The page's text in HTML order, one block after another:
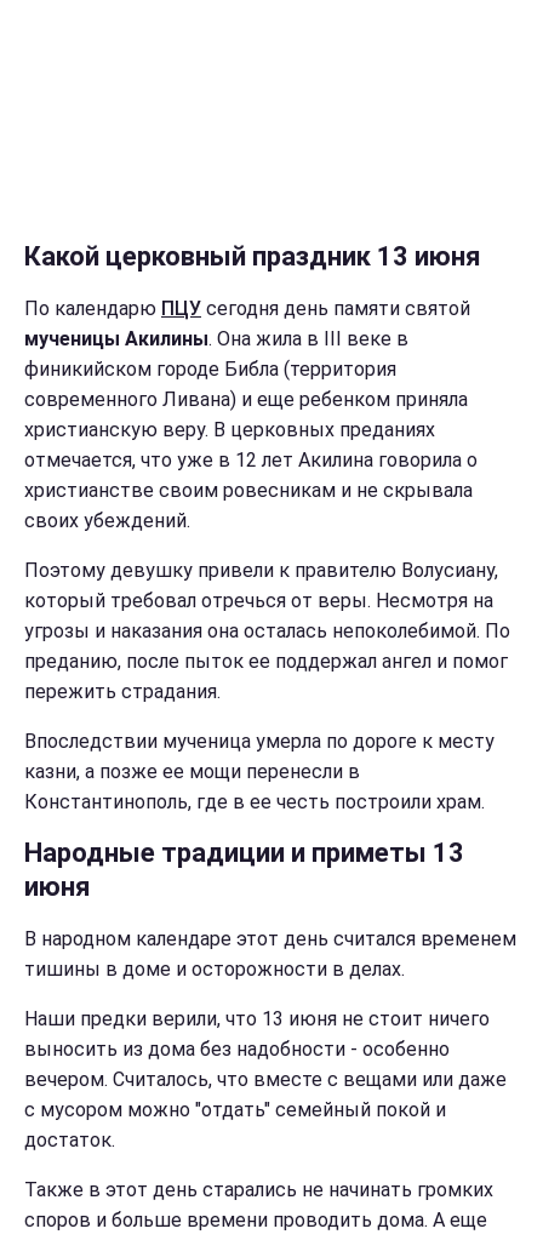
Какой церковный праздник 13 июня
По календарю ПЦУ сегодня день памяти святой
мученицы Акилины. Она жила в III веке в
финикийском городе Библа (территория
современного Ливана) и еще ребенком приняла
христианскую веру. В церковных преданиях
отмечается, что уже в 12 лет Акилина говорила о
христианстве своим ровесникам и не скрывала
своих убеждений.
Поэтому девушку привели к правителю Волусиану,
который требовал отречься от веры. Несмотря на
угрозы и наказания она осталась непоколебимой. По
преданию, после пыток ее поддержал ангел и помог
пережить страдания.
Впоследствии мученица умерла по дороге к месту
казни, а позже ее мощи перенесли в
Константинополь, где в ее честь построили храм.
Народные традиции и приметы 13
июня
В народном календаре этот день считался временем
тишины в доме и осторожности в делах.
Наши предки верили, что 13 июня не стоит ничего
выносить из дома без надобности - особенно
вечером. Считалось, что вместе с вещами или даже
с мусором можно "отдать" семейный покой и
достаток.
Также в этот день старались не начинать громких
споров и больше времени проводить дома. А еще